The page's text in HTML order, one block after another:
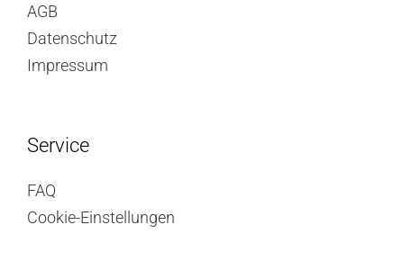
AGB
Datenschutz
Impressum
Service
FAQ
Cookie-Einstellungen